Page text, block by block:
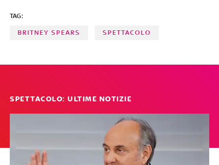
TAG:
BRITNEY SPEARS SPETTACOLO
SPETTACOLO: ULTIME NOTIZIE